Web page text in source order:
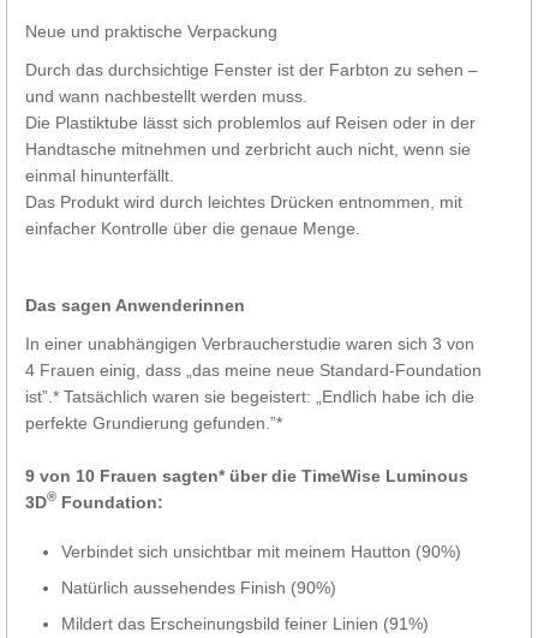
Neue und praktische Verpackung
Durch das durchsichtige Fenster ist der Farbton zu sehen –
und wann nachbestellt werden muss.
Die Plastiktube lässt sich problemlos auf Reisen oder in der
Handtasche mitnehmen und zerbricht auch nicht, wenn sie
einmal hinunterfällt.
Das Produkt wird durch leichtes Drücken entnommen, mit
einfacher Kontrolle über die genaue Menge.
Das sagen Anwenderinnen
In einer unabhängigen Verbraucherstudie waren sich 3 von
4 Frauen einig, dass „das meine neue Standard-Foundation
ist”.* Tatsächlich waren sie begeistert: „Endlich habe ich die
perfekte Grundierung gefunden.”*
9 von 10 Frauen sagten* über die TimeWise Luminous
3D® Foundation:
Verbindet sich unsichtbar mit meinem Hautton (90%)
Natürlich aussehendes Finish (90%)
Mildert das Erscheinungsbild feiner Linien (91%)